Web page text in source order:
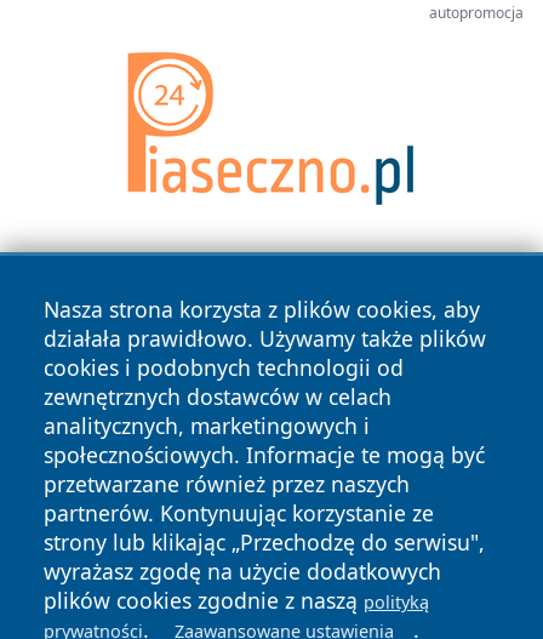
autopromocja
Nasza strona korzysta z plików cookies, aby
działała prawidłowo. Używamy także plików
cookies i podobnych technologii od
zewnętrznych dostawców w celach
analitycznych, marketingowych i
społecznościowych. Informacje te mogą być
przetwarzane również przez naszych
partnerów. Kontynuując korzystanie ze
strony lub klikając „Przechodzę do serwisu",
wyrażasz zgodę na użycie dodatkowych
plików cookies zgodnie z naszą polityką
prywatności. Zaawansowane ustawienia .
Copyright © 2026 raciborski24.pl Wszystkie prawa
zastrzeżone.
News Autorzy
Polityka
Prywatności
Polityka
Cookies